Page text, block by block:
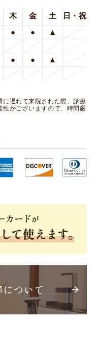
木 金 土 日・祝
● ● ▲
● ● ▲
遅れて来院された際、診療
性がございますので、時間厳